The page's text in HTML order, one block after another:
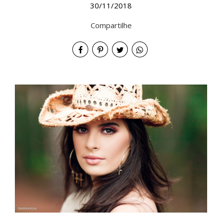
30/11/2018
Compartilhe